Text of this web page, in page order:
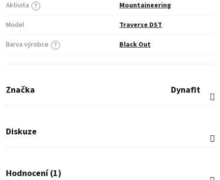
?
Aktivita
Mountaineering
Model
Traverse DST
?
Barva výrobce Black Out
Značka Dynafit
Diskuze
Hodnocení (1)